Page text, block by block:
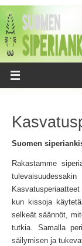
Suomen
Rakastamme
kun kissoja
selkeät säännöt,
tutkia. Samalla
säilymisen ja